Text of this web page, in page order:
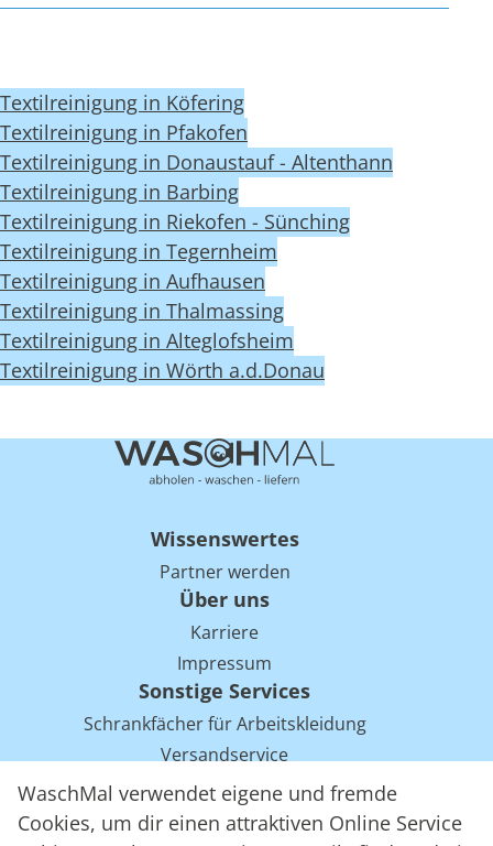
WaschMal verwendet eigene und fremde
Cookies, um dir einen attraktiven Online Service
Textilreinigung in Köfering
Textilreinigung in Pfakofen
Textilreinigung in Donaustauf - Altenthann
Textilreinigung in Barbing
Textilreinigung in Riekofen - Sünching
Textilreinigung in Tegernheim
Textilreinigung in Aufhausen
Textilreinigung in Thalmassing
Textilreinigung in Alteglofsheim
Textilreinigung in Wörth a.d.Donau
Wissenswertes
Partner werden
Über uns
Karriere
Impressum
Sonstige Services
Schrankfächer für Arbeitskleidung
Versandservice
Einsparpotentiale für Mietwäsche bei Arbeitskleidung
Arbeitskleidung Tracking mit RFID